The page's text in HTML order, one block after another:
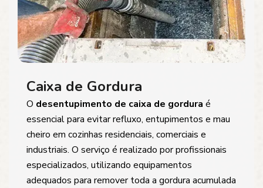
Caixa de Gordura
O desentupimento de caixa de gordura é
essencial para evitar refluxo, entupimentos e mau
cheiro em cozinhas residenciais, comerciais e
industriais. O serviço é realizado por profissionais
especializados, utilizando equipamentos
adequados para remover toda a gordura acumulada